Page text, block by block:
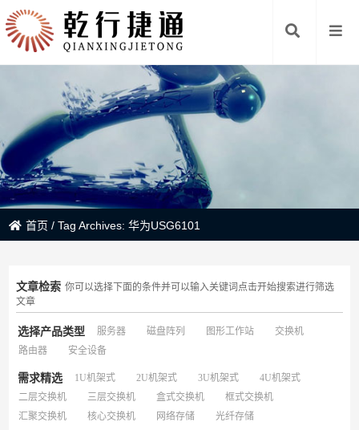
首页 /Tag Archives: 华为USG6101
文章检索 你可以选择下面的条件并可以输入关键词点击开始搜索进行筛选
文章
选择产品类型 服务器 磁盘阵列 图形工作站
交换机
路由器
安全设备
需求精选 1U机架式 2U机架式 3U机架式
4U机架式
二层交换机
三层交换机 盒式交换机
框式交换机
汇聚交换机
核心交换机 网络存储 光纤存储